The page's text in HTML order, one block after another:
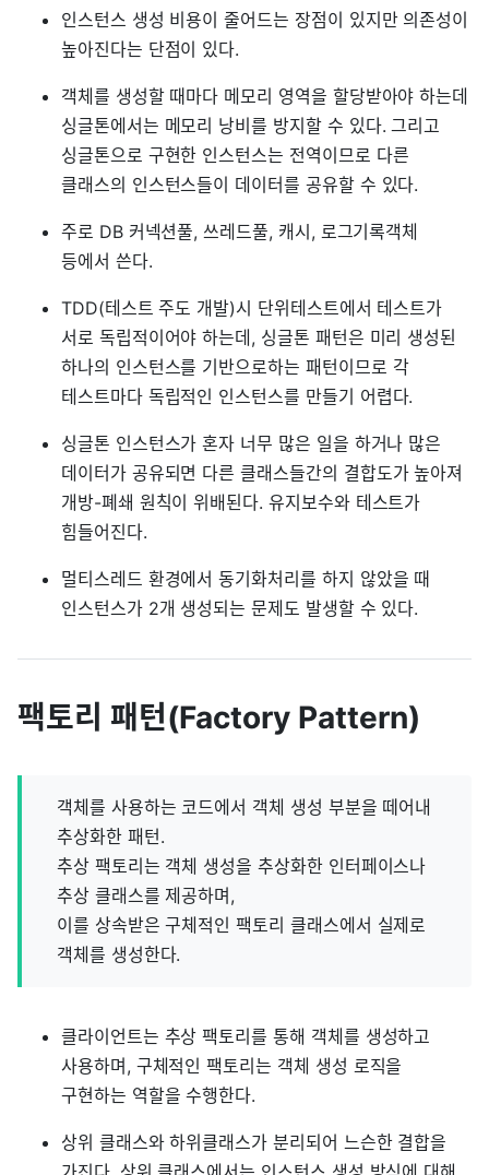
인스턴스 생성 비용이 줄어드는 장점이 있지만 의존성이
높아진다는 단점이 있다.
객체를 생성할 때마다 메모리 영역을 할당받아야 하는데
싱글톤에서는 메모리 낭비를 방지할 수 있다. 그리고
싱글톤으로 구현한 인스턴스는 전역이므로 다른
클래스의 인스턴스들이 데이터를 공유할 수 있다.
주로 DB 커넥션풀, 쓰레드풀, 캐시, 로그기록객체
등에서 쓴다.
TDD(테스트 주도 개발)시 단위테스트에서 테스트가
서로 독립적이어야 하는데, 싱글톤 패턴은 미리 생성된
하나의 인스턴스를 기반으로하는 패턴이므로 각
테스트마다 독립적인 인스턴스를 만들기 어렵다.
싱글톤 인스턴스가 혼자 너무 많은 일을 하거나 많은
데이터가 공유되면 다른 클래스들간의 결합도가 높아져
개방-폐쇄 원칙이 위배된다. 유지보수와 테스트가
힘들어진다.
멀티스레드 환경에서 동기화처리를 하지 않았을 때
인스턴스가 2개 생성되는 문제도 발생할 수 있다.
팩토리 패턴(Factory Pattern)
객체를 사용하는 코드에서 객체 생성 부분을 떼어내
추상화한 패턴.
추상 팩토리는 객체 생성을 추상화한 인터페이스나
추상 클래스를 제공하며,
이를 상속받은 구체적인 팩토리 클래스에서 실제로
객체를 생성한다.
클라이언트는 추상 팩토리를 통해 객체를 생성하고
사용하며, 구체적인 팩토리는 객체 생성 로직을
구현하는 역할을 수행한다.
상위 클래스와 하위클래스가 분리되어 느슨한 결합을